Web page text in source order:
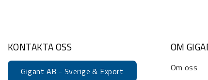
KONTAKTA OSS
Gigant AB - Sverige & Export
OM
Om oss